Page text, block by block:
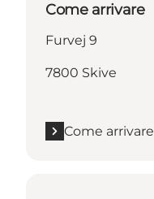
Come arrivare
Furvej 9
7800 Skive
Come arrivare